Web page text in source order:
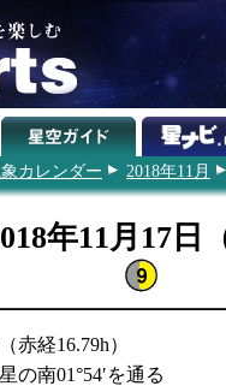
カレンダー 2018年11月
年11月17日
赤経16.79h）
の南01°54′を通る